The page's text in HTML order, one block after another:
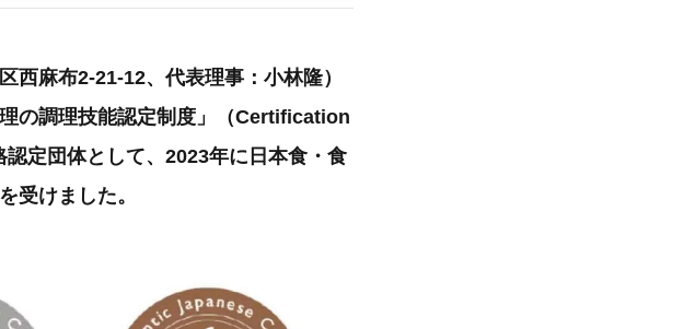
西麻布2-21-12、代表理事：小林隆）
の調理技能認定制度」（Certification
定団体として、2023年に日本食・食
受けました。